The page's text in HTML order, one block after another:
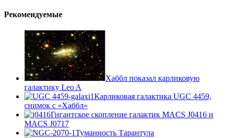
Рекомендуемые
Хаббл показал карликовую
галактику Leo A
Карликовая галактика UGC 4459,
снимок с «Хаббл»
Гигантское скопление галактик MACS J0416 и
MACS J0717
Туманность Тарантула